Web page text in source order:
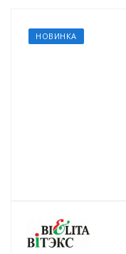
НОВИНКА